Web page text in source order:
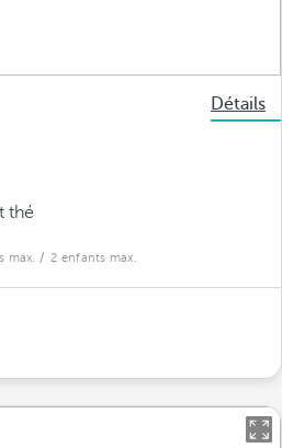
Détails
thé
max. / 2 enfants max.